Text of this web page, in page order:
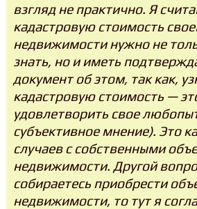
взгляд не практично. Я
кадастровую стоимость
недвижимости нужно не
знать, но и иметь
документ об этом, так как,
кадастровую стоимость —
удовлетворить свое
субъективное мнение). Это
случаев с собственными
недвижимости. Другой
собираетесь приобрести
недвижимости, то тут я